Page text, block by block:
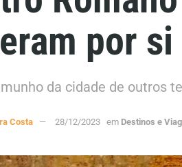
por si
da cidade de outros
Costa 28/12/2023 em Destinos e